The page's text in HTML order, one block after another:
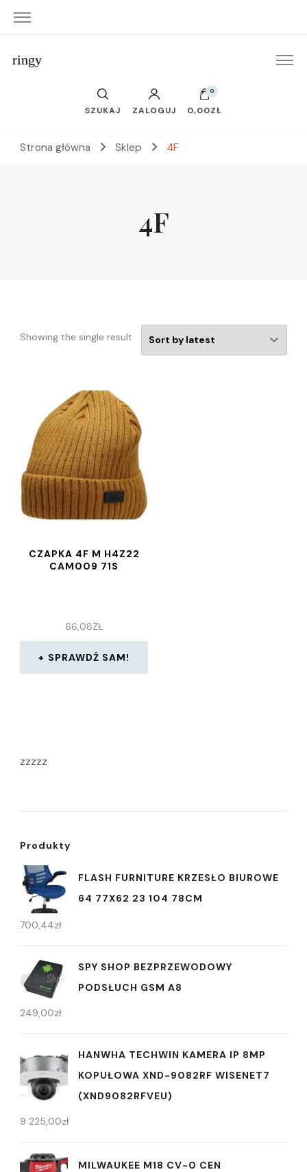
ringy
SZUKAJ ZALOGUJ
0
0,00ZŁ
Strona główna Sklep 4F
4F
Showing the single result
CZAPKA 4F M H4Z22
CAM009 71S
66,08ZŁ
SPRAWDŹ SAM!
zzzzz
Produkty
FLASH FURNITURE KRZESŁO BIUROWE
64 77X62 23 104 78CM
700,44zł
SPY SHOP BEZPRZEWODOWY
PODSŁUCH GSM A8
249,00zł
HANWHA TECHWIN KAMERA IP 8MP
KOPUŁOWA XND-9082RF WISENET7
(XND9082RFVEU)
9 225,00zł
MILWAUKEE M18 CV-0 CEN